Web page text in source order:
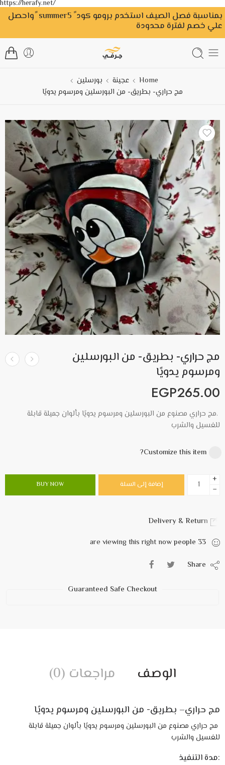
https://herafy.net/
بمناسبة فصل الصيف استخدم برومو كود ً summer5 ًواحصل
علي خصم لفترة محدودة
Home عجينة
بورسلين
مج حراري- بطريق- من البورسلين ومرسوم يدويًا
مج حراري- بطريق- من البورسلين
ومرسوم يدويًا
EGP265.00
.مج حراري مصنوع من البورسلين ومرسوم يدويًا بألوان جميلة قابلة
للغسيل والشرب
Customize this item?
+
−
إضافة إلى السلة BUY NOW
33
people
Guaranteed Safe Checkout
الوصف مراجعات (0)
مج حراري– بطريق- من البورسلين ومرسوم يدويًا
مج حراري مصنوع من البورسلين ومرسوم يدويًا بألوان جميلة قابلة
للغسيل والشرب
:مدة التنفيذ